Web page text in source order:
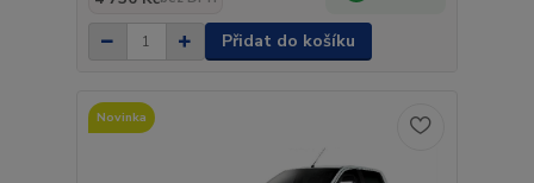
Přidat do košíku
Novinka